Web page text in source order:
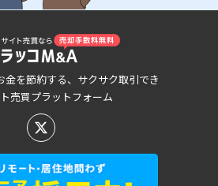
金を節約する、サクサク取引でき
売買プラットフォーム